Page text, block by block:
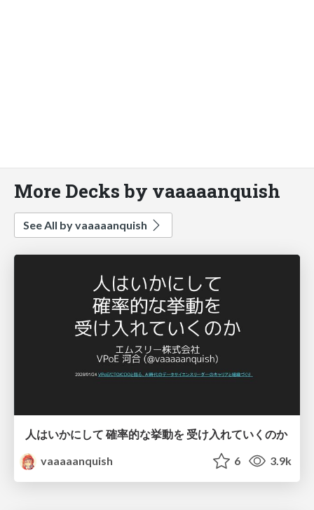
More Decks by vaaaaanquish
See All by vaaaaanquish
人はいかにして 確率的な挙動を 受け入れていくのか
vaaaaanquish
6 3.9k